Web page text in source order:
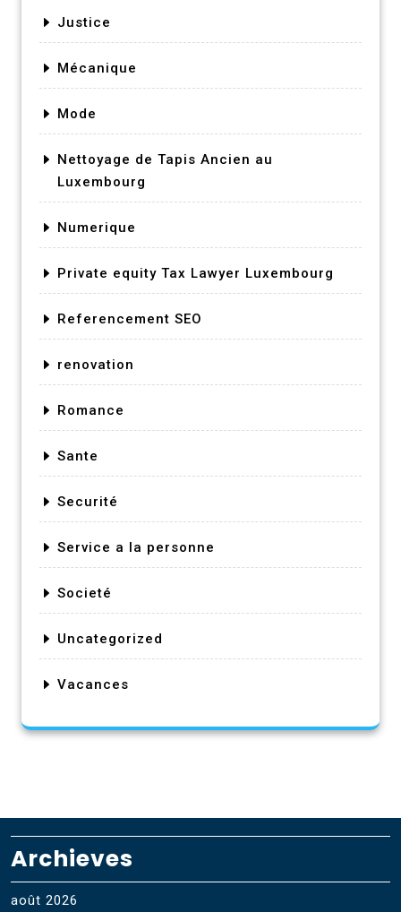
Justice
Mécanique
Mode
Nettoyage de Tapis Ancien au
Luxembourg
Numerique
Private equity Tax Lawyer Luxembourg
Referencement SEO
renovation
Romance
Sante
Securité
Service a la personne
Societé
Uncategorized
Vacances
Archieves
août 2026